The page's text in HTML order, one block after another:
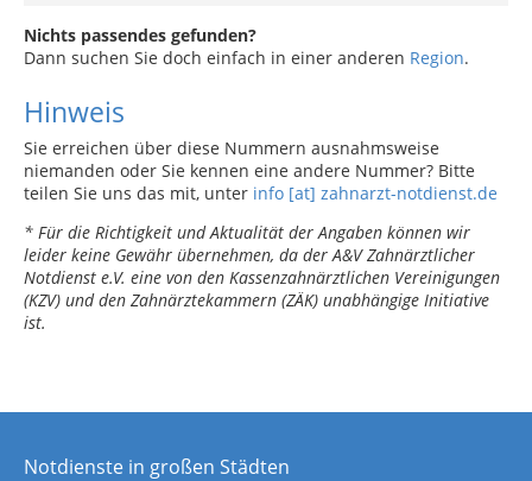
Nichts passendes gefunden?
Dann suchen Sie doch einfach in einer anderen Region.
Hinweis
Sie erreichen über diese Nummern ausnahmsweise
niemanden oder Sie kennen eine andere Nummer? Bitte
teilen Sie uns das mit, unter info [at] zahnarzt-notdienst.de
* Für die Richtigkeit und Aktualität der Angaben können wir
leider keine Gewähr übernehmen, da der A&V Zahnärztlicher
Notdienst e.V. eine von den Kassenzahnärztlichen Vereinigungen
(KZV) und den Zahnärztekammern (ZÄK) unabhängige Initiative
ist.
Notdienste in großen Städten